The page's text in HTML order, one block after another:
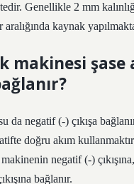
Genellikle 2 mm
kaynak
makinesi şase
da negatif (-) çıkışa
doğru akım
negatif (-)
bağlanır.